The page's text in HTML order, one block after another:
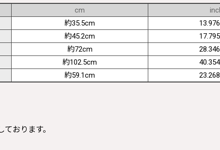
cm
約35.5cm
約45.2cm
約72cm
約102.5cm
約59.1cm
おります。